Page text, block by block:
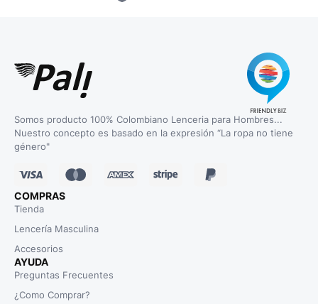
Somos producto 100% Colombiano Lenceria para Hombres...
Nuestro concepto es basado en la expresión “La ropa no tiene
género"
COMPRAS
Tienda
Lencería Masculina
Accesorios
AYUDA
Preguntas Frecuentes
¿Como Comprar?